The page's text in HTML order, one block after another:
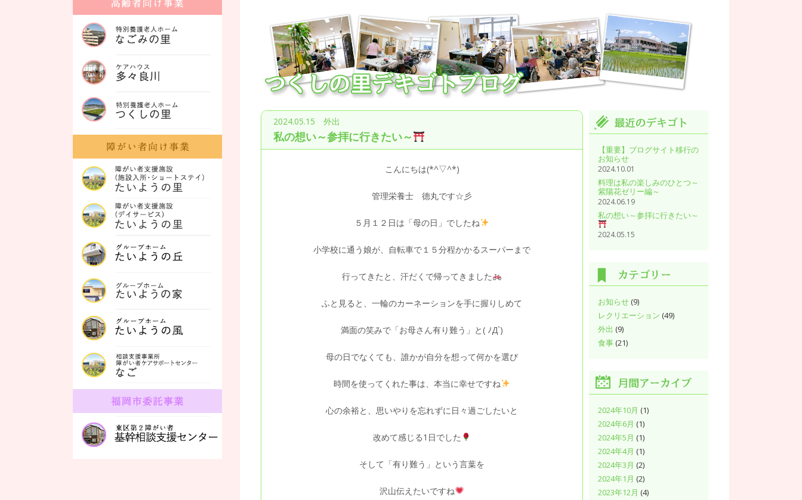
2024.05.15 外出
私の想い～参拝に行きたい～
こんにちは(*^▽^*)
管理栄養士 德丸です☆彡
５月１２日は「母の日」でしたね
小学校に通う娘が、自転車で１５分程かかるスーパーまで
行ってきたと、汗だくで帰ってきました
ふと見ると、一輪のカーネーションを手に握りしめて
満面の笑みで「お母さん有り難う」と( ﾉД`)
母の日でなくても、誰かが自分を想って何かを選び
時間を使ってくれた事は、本当に幸せですね
心の余裕と、思いやりを忘れずに日々過ごしたいと
改めて感じる1日でした
そして「有り難う」という言葉を
沢山伝えたいですね
【重要】ブログサイト移行の
お知らせ
2024.10.01
料理は私の楽しみのひとつ～
紫陽花ゼリー編～
2024.06.19
私の想い～参拝に行きたい～
2024.05.15
お知らせ(9)
レクリエーション (49)
外出 (9)
食事(21)
2024年10月 (1)
2024年6月 (1)
2024年5月 (1)
2024年4月 (1)
2024年3月 (2)
2024年1月 (2)
2023年12月 (4)